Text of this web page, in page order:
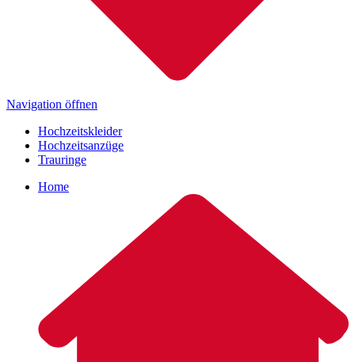
Navigation öffnen
Hochzeitskleider
Hochzeitsanzüge
Trauringe
Home